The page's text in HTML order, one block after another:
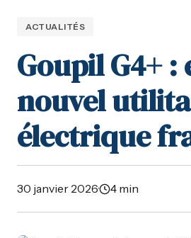
ACTUALITÉS
Goupil G4+ :
nouvel
électrique
30 janvier 2026· 4 min